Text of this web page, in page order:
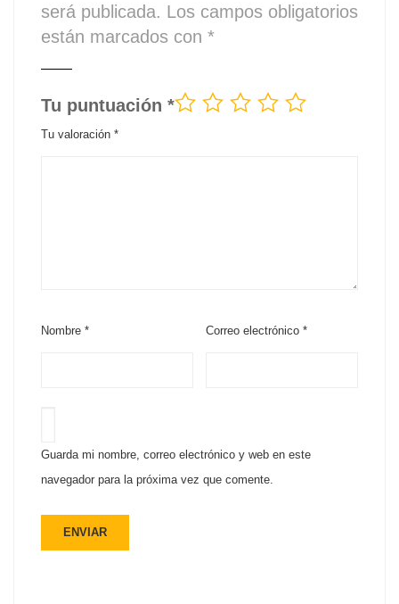
será publicada. Los campos obligatorios
están marcados con *
Tu puntuación *
Tu valoración *
Nombre * Correo electrónico*
Guarda mi nombre, correo electrónico y web en este
navegador para la próxima vez que comente.